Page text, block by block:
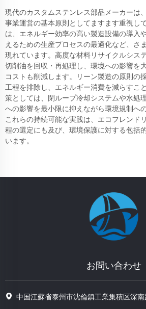
現代のカスタムステンレス部品メーカーは
事業運営の基本原則としてますます重視し
は、エネルギー効率の高い製造設備の導入
えるための生産プロセスの最適化など、さ
現れています。高度な材料リサイクルシス
切削油を回収・再処理し、環境への影響を
コストも削減します。リーン製造の原則の
工程を排除し、エネルギー消費を減らすこ
策としては、閉ループ冷却システムや水処
への影響を最小限に抑えながら環境規制へ
これらの持続可能な実践は、エコフレンド
程の選定にも及び、環境保護に対する包括
います。
お問い合わせ
中国江蘇省泰州市沈倫鎮工業集積区深